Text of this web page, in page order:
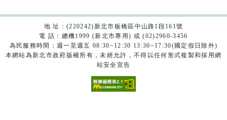
地 址：(220242)新北市板橋區中山路1段161號
電 話：總機1999 (新北市專用) 或 (02)2960-3456
為民服務時間：週一至週五 08:30~12:30 13:30~17:30(國定假日除外)
本網站為新北市政府版權所有，未經允許，不得以任何形式複製和採用網
站安全宣告